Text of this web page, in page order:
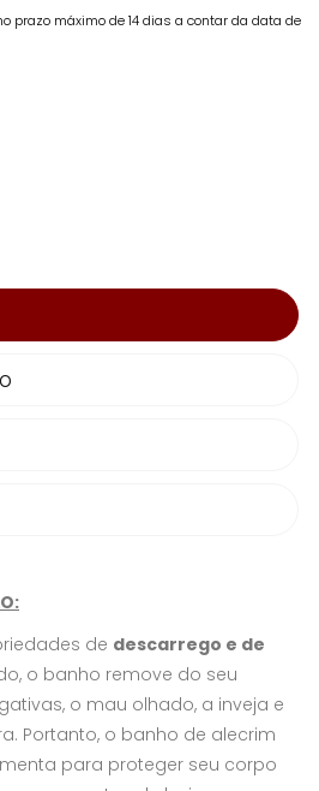
prazo máximo de 14 dias a contar da data de
de descarrego e de
o banho remove do seu
o mau olhado, a inveja e
Portanto, o banho de alecrim
para proteger seu corpo